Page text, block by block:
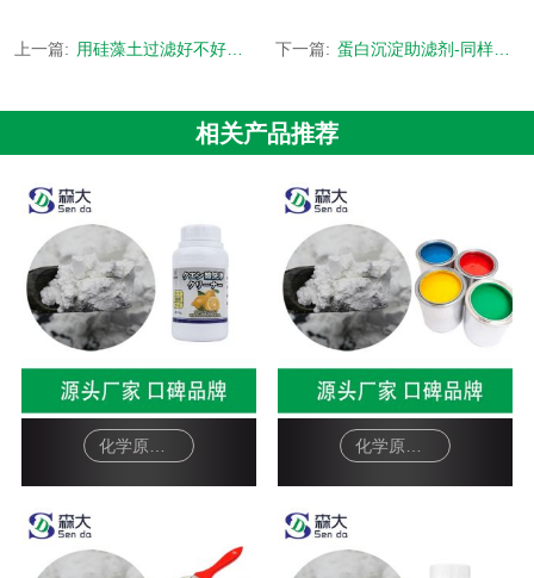
上一篇: 用硅藻土过滤好不好用-客户用过的说了算-[森大硅藻土] 下一篇: 蛋白沉淀助滤剂-同样的价格，不一样的质量-[森大硅藻土]
相关产品推荐
化学原料硅藻土助滤剂-柠檬酸除垢剂 化学原料硅藻土助滤剂-油漆